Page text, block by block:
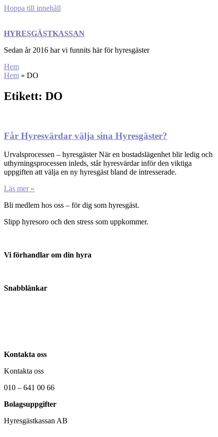
Hoppa till innehåll
HYRESGÄSTKASSAN
Sedan år 2016 har vi funnits här för hyresgäster
Hem
Hem » DO
Etikett: DO
Får Hyresvärdar välja sina Hyresgäster?
Urvalsprocessen – hyresgäster När en bostadslägenhet blir ledig och
uthyrningsprocessen inleds, står hyresvärdar inför den viktiga
uppgiften att välja en ny hyresgäst bland de intresserade.
Läs mer »
Bli medlem hos oss – för dig som hyresgäst.
Slipp hyresoro och den stress som uppkommer.
Vi förhandlar om din hyra
Snabblänkar
Kontakta oss
Kontakta oss
010 – 641 00 66
Bolagsuppgifter
Hyresgästkassan AB